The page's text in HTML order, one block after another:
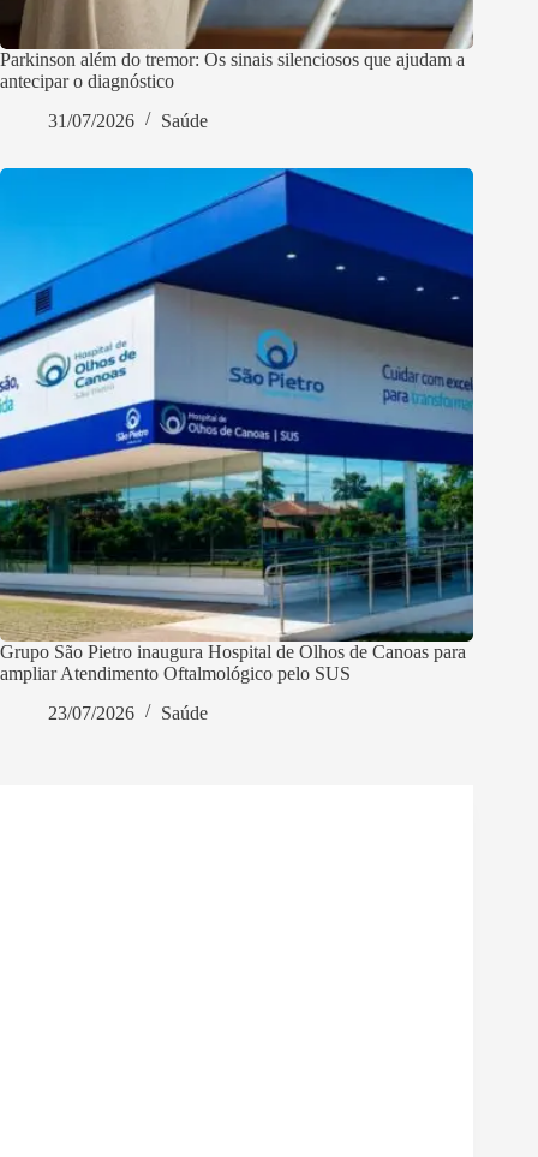
Parkinson além do tremor: Os sinais silenciosos que ajudam a
antecipar o diagnóstico
31/07/2026
Saúde
Grupo São Pietro inaugura Hospital de Olhos de Canoas para
ampliar Atendimento Oftalmológico pelo SUS
23/07/2026
Saúde